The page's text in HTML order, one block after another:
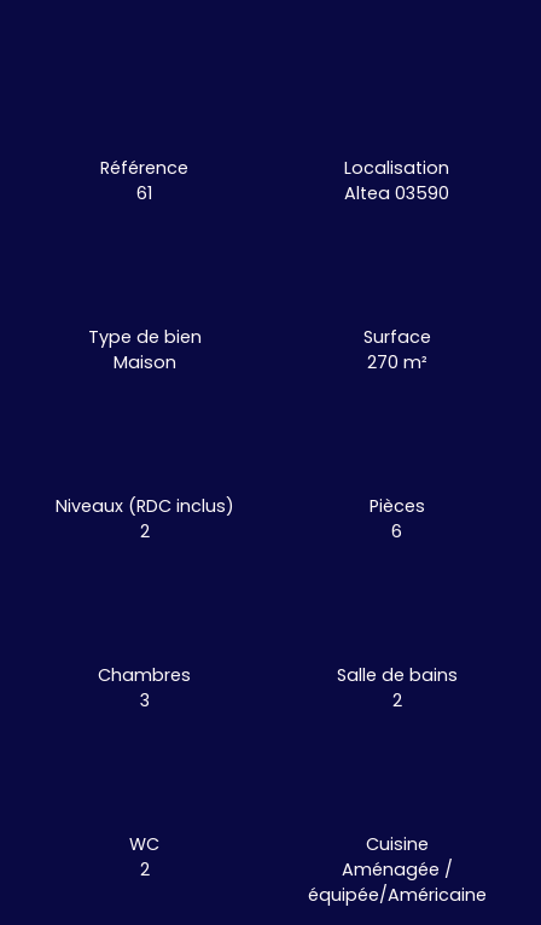
Référence
61
Localisation
Altea 03590
Type de bien
Maison
Surface
270 m²
Niveaux (RDC inclus)
2
Pièces
6
Chambres
3
Salle de bains
2
WC
2
Cuisine
Aménagée /
équipée/Américaine